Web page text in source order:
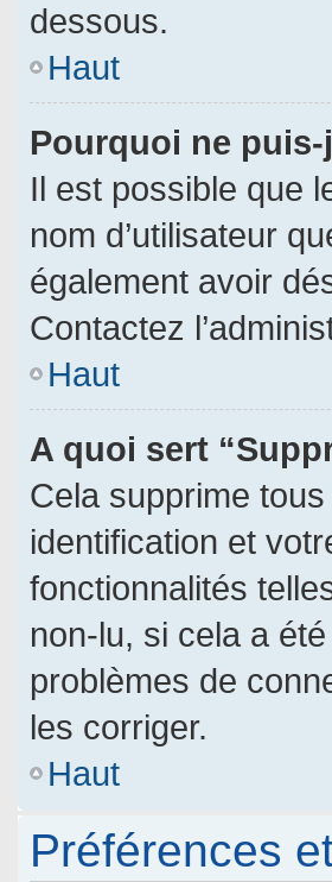
dessous.
Haut
Pourquoi ne
Il est possible que
nom d’utilisateur
également avoir
Contactez
Haut
A quoi sert
Cela supprime
identification et
fonctionnalités
non-lu, si cela a
problèmes de
les corriger.
Haut
Préférences